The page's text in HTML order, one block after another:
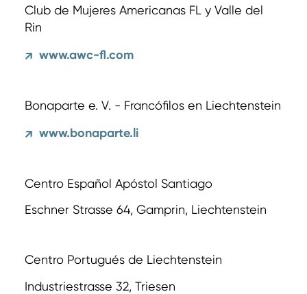
Club de Mujeres Americanas FL y Valle del
Rin
↗ www.awc-fl.com
Bonaparte e. V. - Francófilos en Liechtenstein
↗ www.bonaparte.li
Centro Español Apóstol Santiago
Eschner Strasse 64, Gamprin, Liechtenstein
Centro Portugués de Liechtenstein
Industriestrasse 32, Triesen